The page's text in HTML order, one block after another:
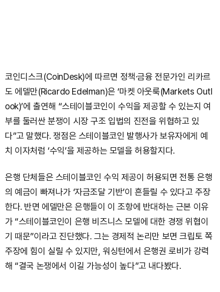
코인디스크(CoinDesk)에 따르면 정책·금융 전문가인 리카르
도 에델만(Ricardo Edelman)은 ‘마켓 아웃룩(Markets Outl
ook)’에 출연해 “스테이블코인이 수익을 제공할 수 있는지 여
부를 둘러싼 분쟁이 시장 구조 입법의 진전을 위협하고 있
다”고 말했다. 쟁점은 스테이블코인 발행사가 보유자에게 예
치 이자처럼 ‘수익’을 제공하는 모델을 허용할지다.
은행 단체들은 스테이블코인 수익 제공이 허용되면 전통 은행
의 예금이 빠져나가 ‘자금조달 기반’이 흔들릴 수 있다고 주장
한다. 반면 에델만은 은행들이 이 조항에 반대하는 근본 이유
가 “스테이블코인이 은행 비즈니스 모델에 대한 경쟁 위협이
기 때문”이라고 진단했다. 그는 경제적 논리만 보면 크립토 쪽
주장에 힘이 실릴 수 있지만, 워싱턴에서 은행권 로비가 강력
해 “결국 논쟁에서 이길 가능성이 높다”고 내다봤다.